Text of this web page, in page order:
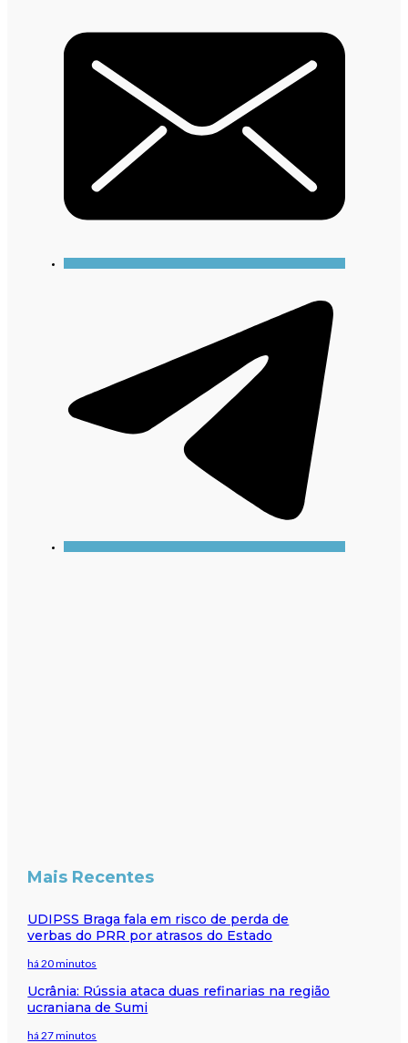
Mais Recentes
UDIPSS Braga fala em risco de perda de
verbas do PRR por atrasos do Estado
há 20 minutos
Ucrânia: Rússia ataca duas refinarias na região
ucraniana de Sumi
há 27 minutos